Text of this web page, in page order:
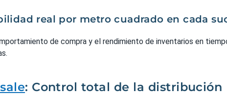
real por metro cuadrado en cada
de compra y el rendimiento de inventarios en
: Control total de la distribución